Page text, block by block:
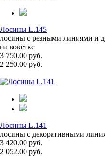
Лосины L.145
лосины с резными линиями и
на кокетке
3 750.00 руб.
2 250.00 руб.
Лосины L.141
лосины с декоративными
3 420.00 руб.
2 052.00 руб.